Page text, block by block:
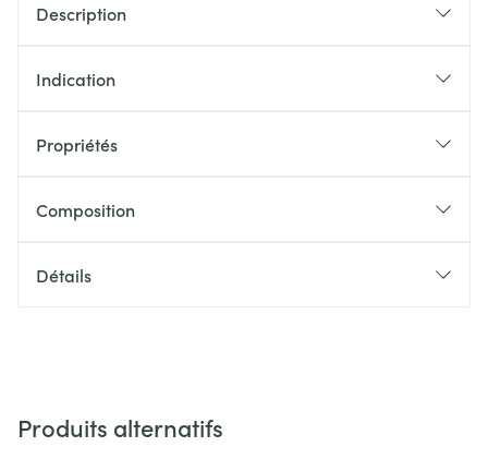
Description
Indication
Propriétés
Composition
Détails
Produits alternatifs